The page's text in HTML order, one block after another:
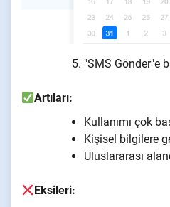
"SMS Gönder"e
Artıları:
Kullanımı çok
Kişisel bilgilere
Uluslararası
Eksileri: